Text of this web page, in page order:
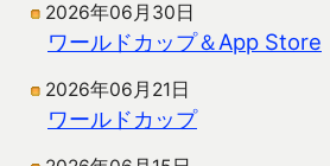
2026年06月30日
ワールドカップ＆App Store
2026年06月21日
ワールドカップ